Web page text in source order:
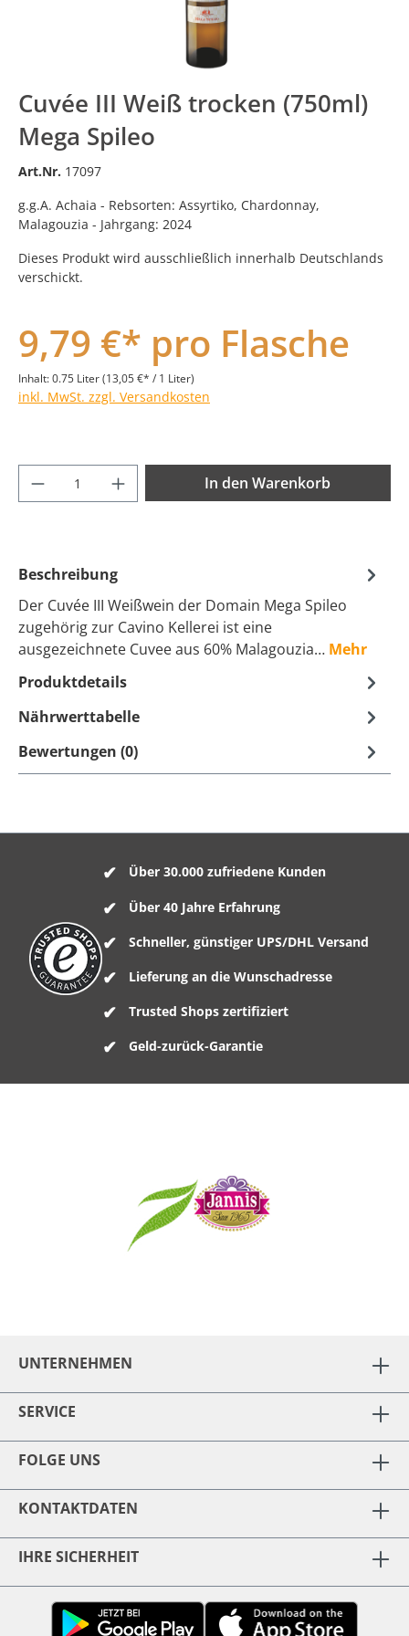
Cuvée III Weiß trocken (750ml)
Mega Spileo
Art.Nr. 17097
g.g.A. Achaia - Rebsorten: Assyrtiko, Chardonnay,
Malagouzia - Jahrgang: 2024
Dieses Produkt wird ausschließlich innerhalb Deutschlands
verschickt.
9,79 €* pro Flasche
Inhalt:0.75 Liter(13,05 €* / 1 Liter)
inkl. MwSt. zzgl. Versandkosten
Produkt Anzahl: Gib den gewünschten
In den Warenkorb
Beschreibung
Der Cuvée III Weißwein der Domain Mega Spileo
zugehörig zur Cavino Kellerei ist eine
ausgezeichnete Cuvee aus 60% Malagouzia… Mehr
Produktdetails
Nährwerttabelle
Bewertungen (0)
Über 30.000 zufriedene Kunden
Über 40 Jahre Erfahrung
Schneller, günstiger UPS/DHL Versand
Lieferung an die Wunschadresse
Trusted Shops zertifiziert
Geld-zurück-Garantie
UNTERNEHMEN
SERVICE
FOLGE UNS
KONTAKTDATEN
IHRE SICHERHEIT